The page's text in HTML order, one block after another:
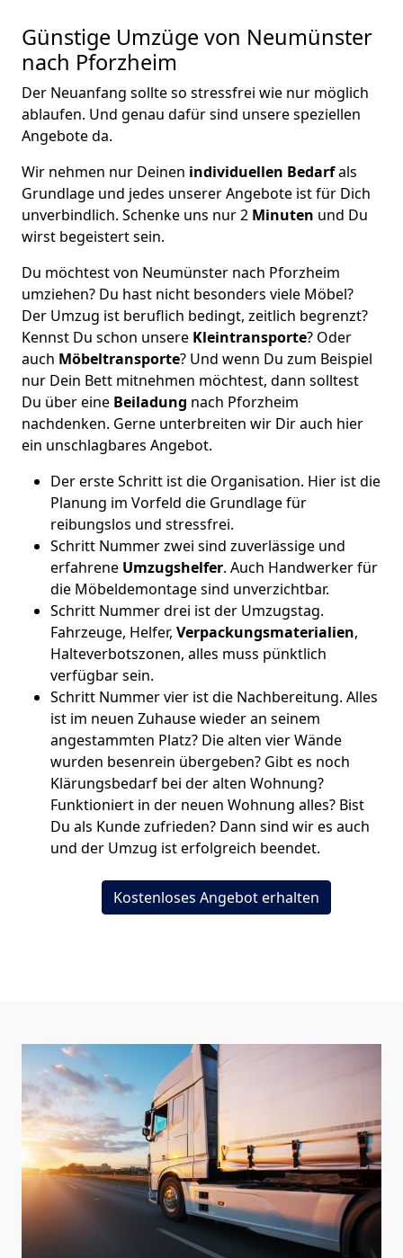
Günstige Umzüge von Neumünster
nach Pforzheim
Der Neuanfang sollte so stressfrei wie nur möglich
ablaufen. Und genau dafür sind unsere speziellen
Angebote da.
Wir nehmen nur Deinen individuellen Bedarfals
Grundlage und jedes unserer Angebote ist für Dich
unverbindlich. Schenke uns nur 2 Minuten und Du
wirst begeistert sein.
Du möchtest von Neumünster nach Pforzheim
umziehen? Du hast nicht besonders viele Möbel?
Der Umzug ist beruflich bedingt, zeitlich begrenzt?
Kennst Du schon unsere Kleintransporte? Oder
auch Möbeltransporte? Und wenn Du zum Beispiel
nur Dein Bett mitnehmen möchtest, dann solltest
Du über eine Beiladung nach Pforzheim
nachdenken. Gerne unterbreiten wir Dir auch hier
ein unschlagbares Angebot.
Der erste Schritt ist die Organisation. Hier ist die
Planung im Vorfeld die Grundlage für
reibungslos und stressfrei.
Schritt Nummer zwei sind zuverlässige und
erfahrene Umzugshelfer. Auch Handwerker für
die Möbeldemontage sind unverzichtbar.
Schritt Nummer drei ist der Umzugstag.
Fahrzeuge, Helfer, Verpackungsmaterialien,
Halteverbotszonen, alles muss pünktlich
verfügbar sein.
Schritt Nummer vier ist die Nachbereitung. Alles
ist im neuen Zuhause wieder an seinem
angestammten Platz? Die alten vier Wände
wurden besenrein übergeben? Gibt es noch
Klärungsbedarf bei der alten Wohnung?
Funktioniert in der neuen Wohnung alles? Bist
Du als Kunde zufrieden? Dann sind wir es auch
und der Umzug ist erfolgreich beendet.
Kostenloses Angebot erhalten